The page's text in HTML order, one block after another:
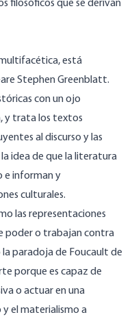
filosóficos que se derivan
está
Stephen Greenblatt.
con un ojo
y trata los textos
al discurso y las
la idea de que la literatura
e informan y
culturales.
las representaciones
poder o trabajan contra
paradoja de Foucault de
porque es capaz de
o actuar en una
y el materialismo a